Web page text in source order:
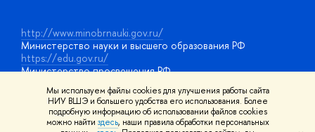
Мы используем файлы cookies для улучшения работы сайта
НИУ ВШЭ и большего удобства его использования. Более
подробную информацию об использовании файлов cookies
можно найти здесь, наши правила обработки персональных
http://www.minobrnauki.gov.ru/
Министерство науки и высшего образования РФ
https://edu.gov.ru/
Министерство просвещения РФ
https://elearning.hse.ru/mooc
Массовые открытые онлайн-курсы